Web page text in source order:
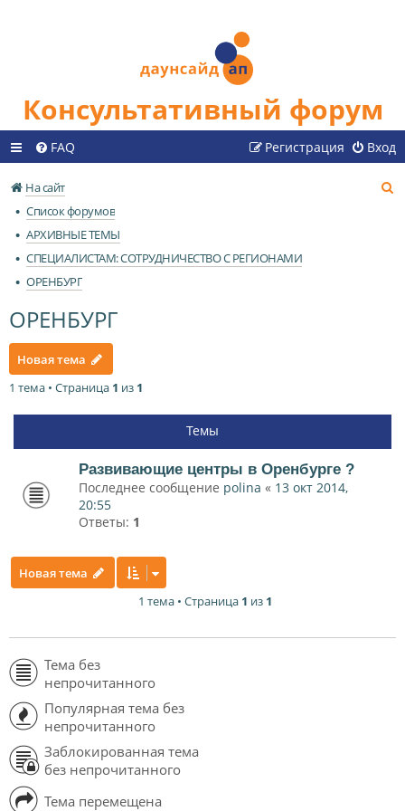
Консультативный форум
FAQ Вход
Регистрация
На сайт
Список форумов
АРХИВНЫЕ ТЕМЫ
СПЕЦИАЛИСТАМ: СОТРУДНИЧЕСТВО С РЕГИОНАМИ
ОРЕНБУРГ
ОРЕНБУРГ
Новая тема
1 тема • Страница 1 из 1
Темы
Развивающие центры в Оренбурге ?
Последнее сообщение polina « 13 окт 2014,
20:55
Ответы: 1
Новая тема
1 тема • Страница 1 из 1
Тема без
непрочитанного
Популярная тема без
непрочитанного
Заблокированная тема
без непрочитанного
Тема перемещена